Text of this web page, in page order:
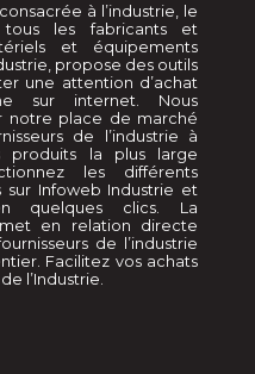
à l’industrie, le
les fabricants et
et équipements
propose des outils
une attention d’achat
sur internet. Nous
notre place de marché
de l’industrie à
produits la plus large
les différents
sur Infoweb Industrie et
quelques clics. La
en relation directe
de l’industrie
Facilitez vos achats
l’Industrie.